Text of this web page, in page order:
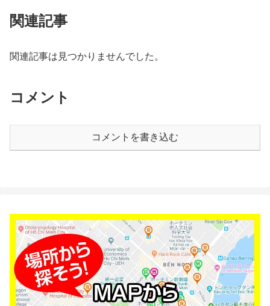
関連記事
関連記事は見つかりませんでした。
コメント
コメントを書き込む